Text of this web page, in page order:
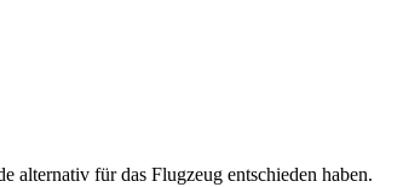
alternativ für das Flugzeug entschieden haben.